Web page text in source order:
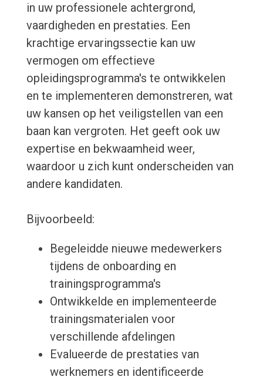
in uw professionele achtergrond,
vaardigheden en prestaties. Een
krachtige ervaringssectie kan uw
vermogen om effectieve
opleidingsprogramma's te ontwikkelen
en te implementeren demonstreren, wat
uw kansen op het veiligstellen van een
baan kan vergroten. Het geeft ook uw
expertise en bekwaamheid weer,
waardoor u zich kunt onderscheiden van
andere kandidaten.
Bijvoorbeeld:
Begeleidde nieuwe medewerkers
tijdens de onboarding en
trainingsprogramma's
Ontwikkelde en implementeerde
trainingsmaterialen voor
verschillende afdelingen
Evalueerde de prestaties van
werknemers en identificeerde